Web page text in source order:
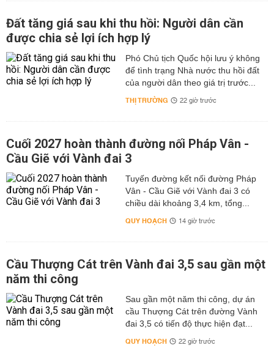
Đất tăng giá sau khi thu hồi: Người dân cần
được chia sẻ lợi ích hợp lý
Phó Chủ tịch Quốc hội lưu ý không
để tình trạng Nhà nước thu hồi đất
của người dân theo giá trị trước...
THỊ TRƯỜNG 22 giờ trước
Cuối 2027 hoàn thành đường nối Pháp Vân -
Cầu Giẽ với Vành đai 3
Tuyến đường kết nối đường Pháp
Vân - Cầu Giẽ với Vành đai 3 có
chiều dài khoảng 3,4 km, tổng...
QUY HOẠCH 14 giờ trước
Cầu Thượng Cát trên Vành đai 3,5 sau gần một
năm thi công
Sau gần một năm thi công, dự án
cầu Thượng Cát trên đường Vành
đai 3,5 có tiến độ thực hiện đạt...
QUY HOẠCH 22 giờ trước